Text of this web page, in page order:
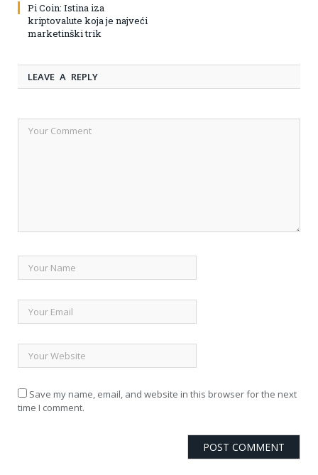
Pi Coin: Istina iza
kriptovalute koja je najveći
marketinški trik
LEAVE A REPLY
Save my name, email, and website in this browser for the next
time I comment.